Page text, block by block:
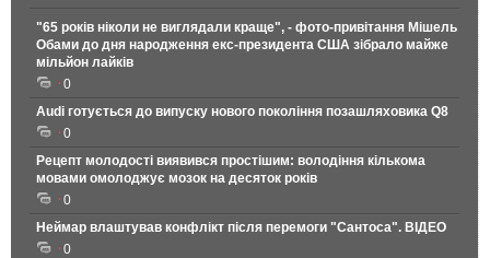
"65 років ніколи не виглядали краще", - фото-привітання Мішель
Обами до дня народження екс-президента США зібрало майже
мільйон лайків
0
Audi готується до випуску нового покоління позашляховика Q8
0
Рецепт молодості виявився простішим: володіння кількома
мовами омолоджує мозок на десяток років
0
Неймар влаштував конфлікт після перемоги "Сантоса". ВІДЕО
0